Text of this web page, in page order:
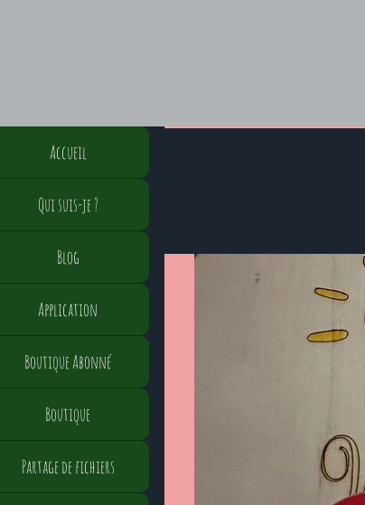
Accueil
Qui suis-je ?
Blog
Application
Boutique Abonné
Boutique
Partage de fichiers